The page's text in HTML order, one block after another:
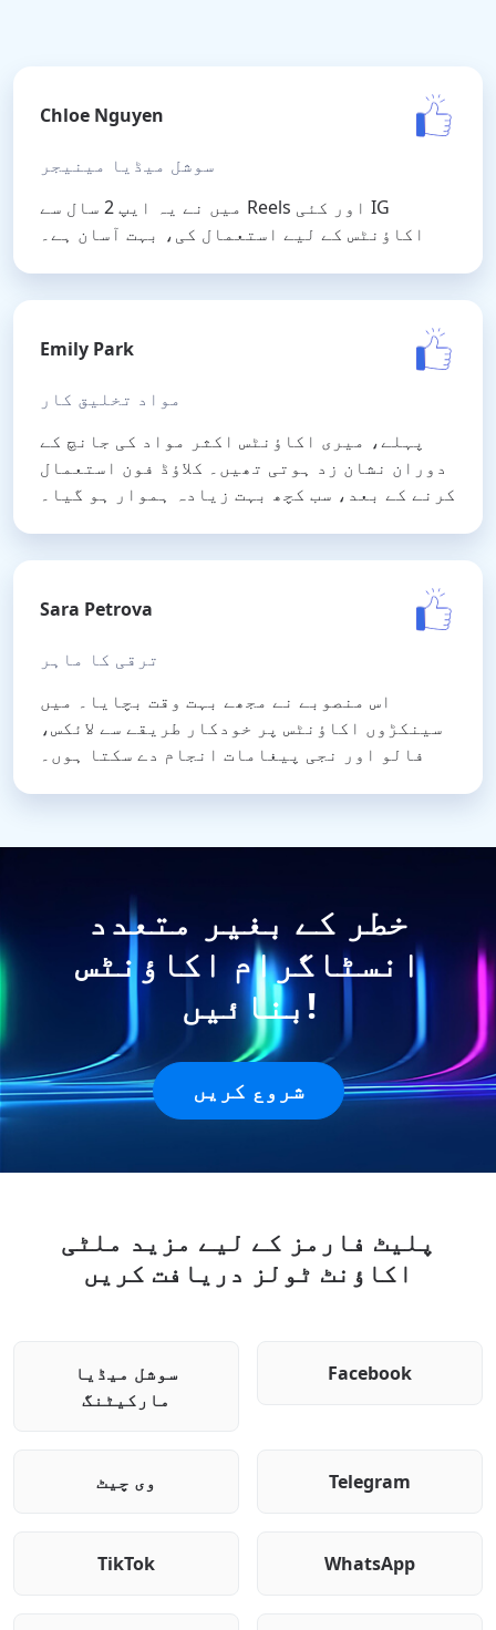
Chloe Nguyen
سوشل میڈیا مینیجر
میں نے یہ ایپ 2 سال سے Reels اور کئی IG
اکاؤنٹس کے لیے استعمال کی، بہت آسان ہے۔
Emily Park
مواد تخلیق کار
پہلے، میری اکاؤنٹس اکثر مواد کی جانچ کے
دوران نشان زد ہوتی تھیں۔ کلاؤڈ فون استعمال
کرنے کے بعد، سب کچھ بہت زیادہ ہموار ہو گیا۔
Sara Petrova
ترقی کا ماہر
اس منصوبے نے مجھے بہت وقت بچایا۔ میں
سینکڑوں اکاؤنٹس پر خودکار طریقے سے لائکس،
فالو اور نجی پیغامات انجام دے سکتا ہوں۔
خطر کے بغیر متعدد
انسٹاگرام اکاؤنٹس
بنائیں!
شروع کریں
پلیٹ فارمز کے لیے مزید ملٹی
اکاؤنٹ ٹولز دریافت کریں
سوشل میڈیا
مارکیٹنگ
Facebook
وی چیٹ Telegram
TikTok WhatsApp